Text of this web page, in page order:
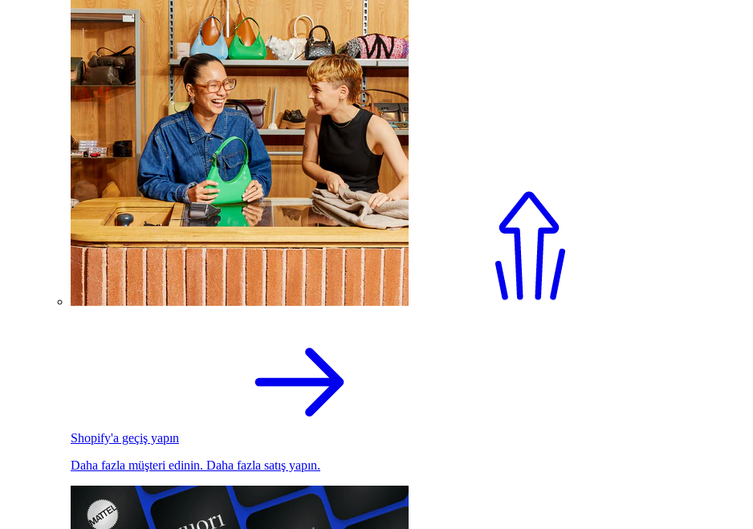
Shopify'a geçiş yapın
Daha fazla müşteri edinin. Daha fazla satış yapın.